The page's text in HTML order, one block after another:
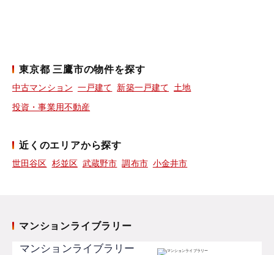
東京都 三鷹市の物件を探す
中古マンション 一戸建て 新築一戸建て 土地
投資・事業用不動産
近くのエリアから探す
世田谷区 杉並区 武蔵野市 調布市 小金井市
マンションライブラリー
マンションライブラリー